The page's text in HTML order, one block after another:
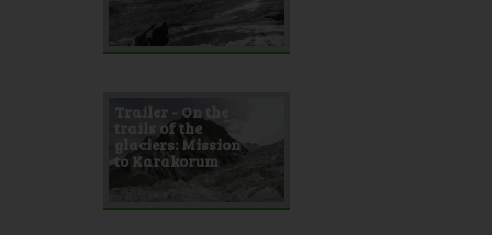
Trailer - On the
trails of the
glaciers: Mission
to Karakorum